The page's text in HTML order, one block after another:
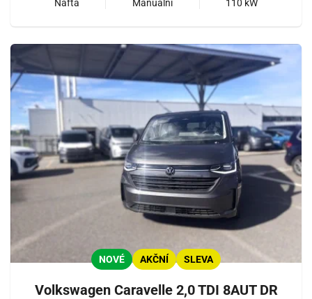
Nafta Manuální 110 kW
NOVÉ AKČNÍ SLEVA
Volkswagen Caravelle 2,0 TDI 8AUT DR